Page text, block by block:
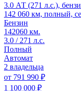
3.0 АТ (271 л.с.),
142 060 км, полный,
Бензин
142060 км.
3.0 / 271 л.с.
Полный
Автомат
2 владельца
от 791 990 ₽
1 100 000 ₽